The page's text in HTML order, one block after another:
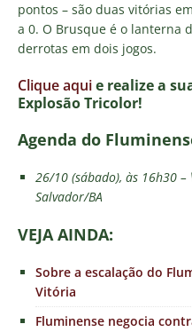
pontos – são duas vitórias
a 0. O Brusque é o lanterna
derrotas em dois jogos.
Clique aquie realize a
Explosão Tricolor!
Agenda do
26/10 (sábado), às 16h30 –
Salvador/BA
VEJA AINDA:
Sobre a escalação do
Vitória
Fluminense negocia